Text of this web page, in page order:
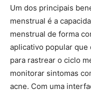
Um dos principais
menstrual é a
menstrual de forma
aplicativo popular
para rastrear o ciclo
monitorar sintomas
acne. Com uma